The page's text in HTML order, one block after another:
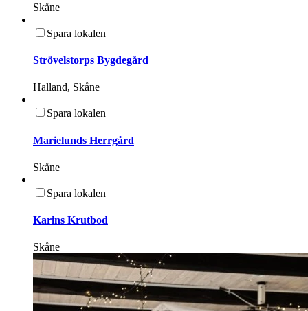
Skåne
Spara lokalen
Strövelstorps Bygdegård
Halland, Skåne
Spara lokalen
Marielunds Herrgård
Skåne
Spara lokalen
Karins Krutbod
Skåne